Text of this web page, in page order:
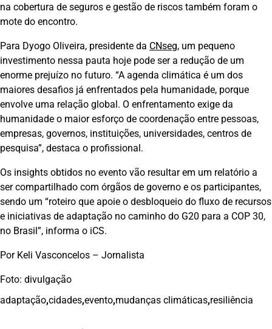
na cobertura de seguros e gestão de riscos também foram o
mote do encontro.
Para Dyogo Oliveira, presidente da CNseg, um pequeno
investimento nessa pauta hoje pode ser a redução de um
enorme prejuízo no futuro. “A agenda climática é um dos
maiores desafios já enfrentados pela humanidade, porque
envolve uma relação global. O enfrentamento exige da
humanidade o maior esforço de coordenação entre pessoas,
empresas, governos, instituições, universidades, centros de
pesquisa”, destaca o profissional.
Os insights obtidos no evento vão resultar em um relatório a
ser compartilhado com órgãos de governo e os participantes,
sendo um “roteiro que apoie o desbloqueio do fluxo de recursos
e iniciativas de adaptação no caminho do G20 para a COP 30,
no Brasil”, informa o iCS.
Por Keli Vasconcelos – Jornalista
Foto: divulgação
adaptação,cidades,evento,mudanças climáticas,resiliência